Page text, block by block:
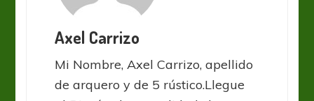
Axel Carrizo
Mi Nombre, Axel Carrizo, apellido
de arquero y de 5 rústico.Llegue